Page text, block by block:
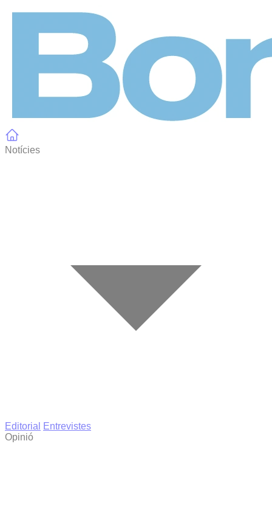
Notícies
Editorial
Entrevistes
Opinió